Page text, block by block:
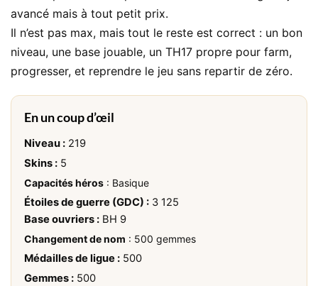
avancé mais à tout petit prix.
Il n’est pas max, mais tout le reste est correct : un bon
niveau, une base jouable, un TH17 propre pour farm,
progresser, et reprendre le jeu sans repartir de zéro.
En un coup d’œil
Niveau : 219
Skins : 5
Capacités héros : Basique
Étoiles de guerre (GDC) : 3 125
Base ouvriers : BH 9
Changement de nom : 500 gemmes
Médailles de ligue : 500
Gemmes : 500